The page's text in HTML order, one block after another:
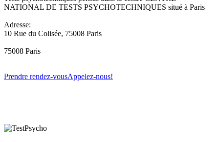
NATIONAL DE TESTS PSYCHOTECHNIQUES situé à Paris
Adresse:
10 Rue du Colisée, 75008 Paris
75008 Paris
Prendre rendez-vousAppelez-nous!